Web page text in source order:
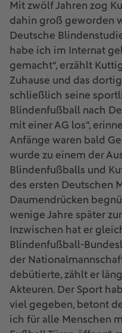
Mit zwölf Jahren zog
dahin groß geworden
Deutsche
habe ich im Internat
gemacht“, erzählt
Zuhause und das
schließlich seine
Blindenfußball nach
mit einer AG los“,
Anfänge waren bald
wurde zu einem der
Blindenfußballs und
des ersten Deutschen
Daumendrücken
wenige Jahre später
Inzwischen hat er
Blindenfußball-
der
debütierte, zählt er
Akteuren. Der Sport
viel gegeben, betont
ich für alle Menschen